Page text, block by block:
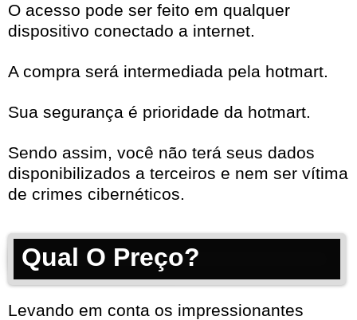
O acesso pode ser feito em qualquer
dispositivo conectado a internet.
A compra será intermediada pela hotmart.
Sua segurança é prioridade da hotmart.
Sendo assim, você não terá seus dados
disponibilizados a terceiros e nem ser vítima
de crimes cibernéticos.
Qual O Preço?
Levando em conta os impressionantes